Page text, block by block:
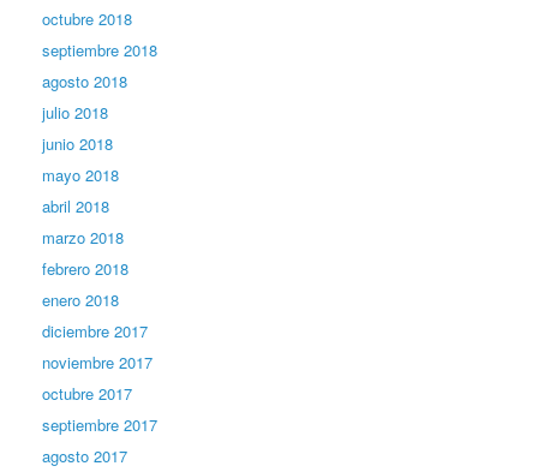
octubre 2018
septiembre 2018
agosto 2018
julio 2018
junio 2018
mayo 2018
abril 2018
marzo 2018
febrero 2018
enero 2018
diciembre 2017
noviembre 2017
octubre 2017
septiembre 2017
agosto 2017